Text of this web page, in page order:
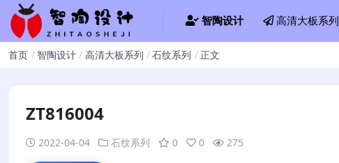
智陶设计 高清大板系列
首页 智陶设计 高清大板系列 石纹系列 正文
ZT816004
2022-04-04 石纹系列 0 0 275